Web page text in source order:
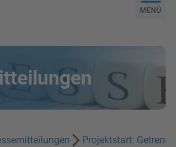
MENÜ
Projektstart: